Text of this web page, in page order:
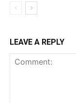
LEAVE A REPLY